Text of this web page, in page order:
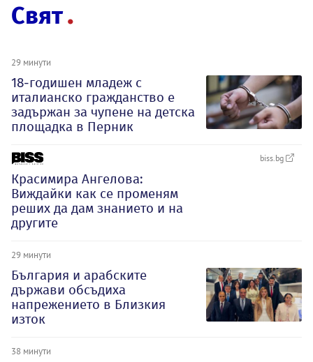
Свят
29 минути
18-годишен младеж с
италианско гражданство е
задържан за чупене на детска
площадка в Перник
biss.bg
Красимира Ангелова:
Виждайки как се променям
реших да дам знанието и на
другите
29 минути
България и арабските
държави обсъдиха
напрежението в Близкия
изток
38 минути